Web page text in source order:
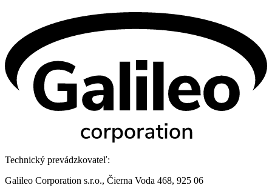
Technický prevádzkovateľ:
Galileo Corporation s.r.o., Čierna Voda 468, 925 06